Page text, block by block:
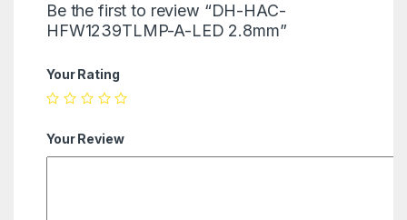
Be the first to review “DH-HAC-
HFW1239TLMP-A-LED 2.8mm”
Your Rating
Your Review